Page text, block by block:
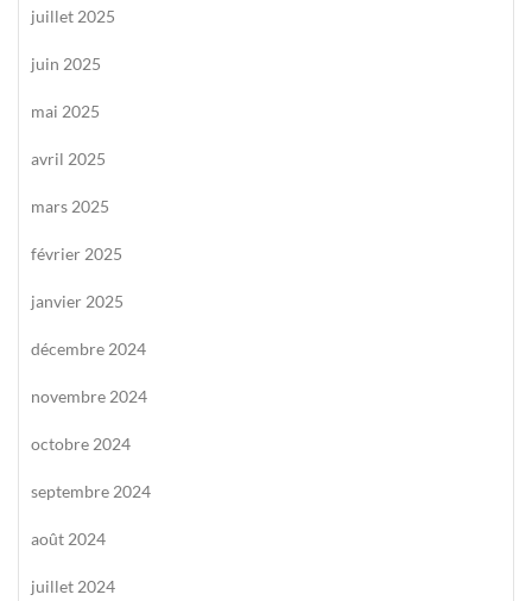
juillet 2025
juin 2025
mai 2025
avril 2025
mars 2025
février 2025
janvier 2025
décembre 2024
novembre 2024
octobre 2024
septembre 2024
août 2024
juillet 2024